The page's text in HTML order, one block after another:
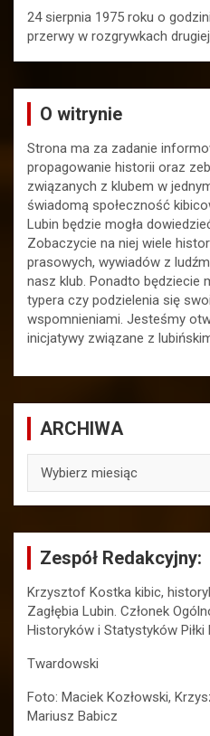
24 sierpnia 1975 roku o
przerwy w rozgrywkach
O witrynie
Strona ma za zadanie
propagowanie historii oraz
związanych z klubem w
świadomą społeczność
Lubin będzie mogła
Zobaczycie na niej wiele
prasowych, wywiadów z
nasz klub. Ponadto będziecie
typera czy podzielenia się
wspomnieniami. Jesteśmy
inicjatywy związane z
ARCHIWA
Zespół Redakcyjny:
Krzysztof Kostka kibic,
Zagłębia Lubin. Członek
Historyków i Statystyków Piłki
Twardowski
Foto: Maciek Kozłowski,
Mariusz Babicz